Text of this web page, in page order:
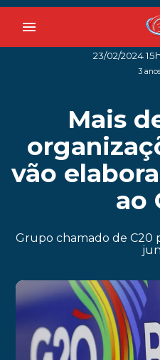
menu
23/02/2024
3
Mais
vão
ao
Grupo chamado de C20